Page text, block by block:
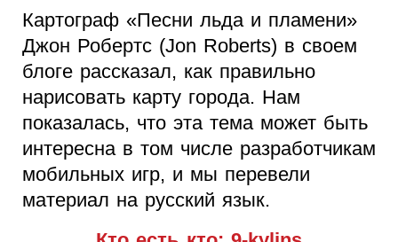
Картограф «Песни льда и пламени»
Джон Робертс (Jon Roberts) в своем
блоге рассказал, как правильно
нарисовать карту города. Нам
показалась, что эта тема может быть
интересна в том числе разработчикам
мобильных игр, и мы перевели
материал на русский язык.